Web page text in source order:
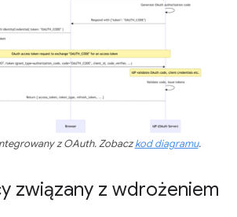
z OAuth. Zobaczkod diagramu.
związany z wdrożeniem